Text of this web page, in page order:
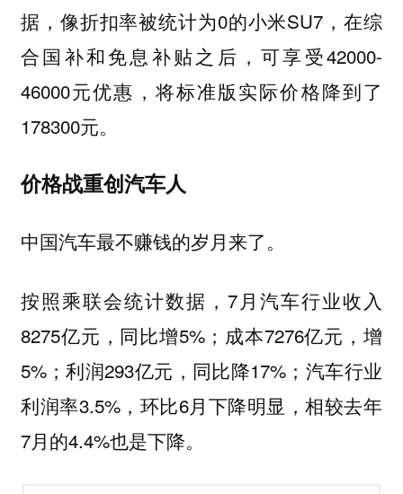
据，像折扣率被统计为0的小米SU7，在综
合国补和免息补贴之后，可享受42000-
46000元优惠，将标准版实际价格降到了
178300元。
价格战重创汽车人
中国汽车最不赚钱的岁月来了。
按照乘联会统计数据，7月汽车行业收入
8275亿元，同比增5%；成本7276亿元，增
5%；利润293亿元，同比降17%；汽车行业
利润率3.5%，环比6月下降明显，相较去年
7月的4.4%也是下降。